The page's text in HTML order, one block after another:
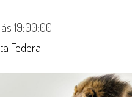
19:00:00
Federal